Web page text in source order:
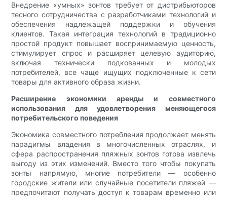
Внедрение «умных» зонтов требует от дистрибьюторов
тесного сотрудничества с разработчиками технологий и
обеспечения надлежащей поддержки и обучения
клиентов. Такая интеграция технологий в традиционно
простой продукт повышает воспринимаемую ценность,
стимулирует спрос и расширяет целевую аудиторию,
включая технически подкованных и молодых
потребителей, все чаще ищущих подключенные к сети
товары для активного образа жизни.
Расширение экономики аренды и совместного
использования для удовлетворения меняющегося
потребительского поведения
Экономика совместного потребления продолжает менять
парадигмы владения в многочисленных отраслях, и
сфера распространения пляжных зонтов готова извлечь
выгоду из этих изменений. Вместо того чтобы покупать
зонты напрямую, многие потребители — особенно
городские жители или случайные посетители пляжей —
предпочитают получать доступ к товарам временно или